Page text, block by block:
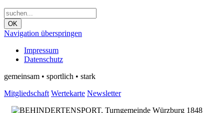
OK
Navigation überspringen
Impressum
Datenschutz
gemeinsam • sportlich • stark
Mitgliedschaft Wertekarte Newsletter